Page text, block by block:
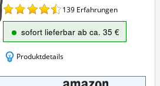
139 Erfahrungen
sofort lieferbar ab ca. 35 €
Produktdetails